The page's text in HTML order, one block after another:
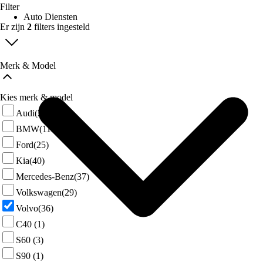
Auto Diensten
Filter
Er zijn 2 filters ingesteld
Merk & Model
Kies merk & model
Audi(29)
BMW(111)
Ford(25)
Kia(40)
Mercedes-Benz(37)
Volkswagen(29)
Volvo(36)
C40 (1)
S60 (3)
S90 (1)